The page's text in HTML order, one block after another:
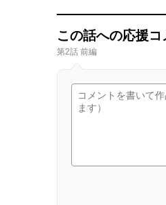
この話への応援コ
第2話 前編